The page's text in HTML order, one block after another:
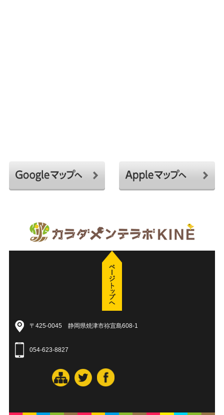
〒425-0045 静岡県焼津市祢宜島608-1
054-623-8827